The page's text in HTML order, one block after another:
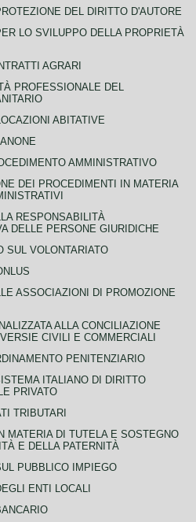
DEL DIRITTO D'AUTORE
LO SVILUPPO DELLA PROPRIETÀ
AGRARI
PROFESSIONALE DEL
ABITATIVE
AMMINISTRATIVO
DEI PROCEDIMENTI IN MATERIA
RESPONSABILITÀ
DELLE PERSONE GIURIDICHE
SUL VOLONTARIATO
ASSOCIAZIONI DI PROMOZIONE
ALLA CONCILIAZIONE
CIVILI E COMMERCIALI
PENITENZIARIO
ITALIANO DI DIRITTO
PRIVATO
TRIBUTARI
MATERIA DI TUTELA E SOSTEGNO
E DELLA PATERNITÀ
PUBBLICO IMPIEGO
ENTI LOCALI